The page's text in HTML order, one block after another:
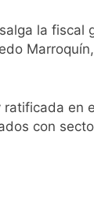
la fiscal
en
con